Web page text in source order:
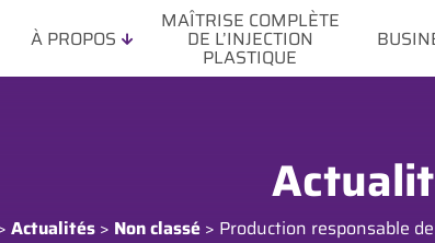
À PROPOS
MAÎTRISE COMPLÈTE
DE L’INJECTION
PLASTIQUE
Actualités > Non classé > Production responsable